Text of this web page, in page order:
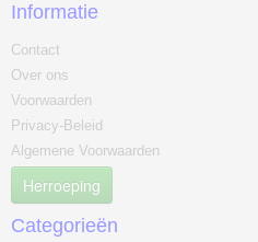
Informatie
Contact
Over ons
Voorwaarden
Privacy-Beleid
Algemene Voorwaarden
Herroeping
Categorieën